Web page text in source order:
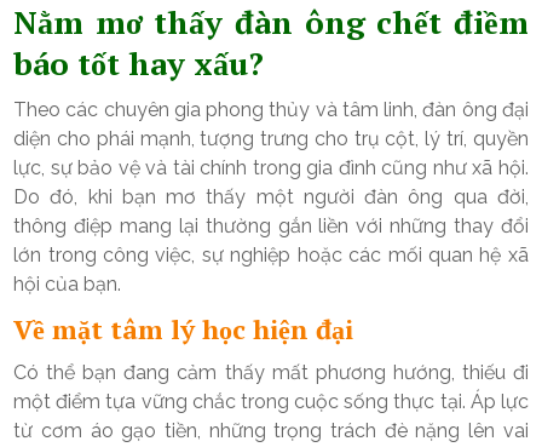
Nằm mơ thấy đàn ông chết điềm
báo tốt hay xấu?
Theo các chuyên gia phong thủy và tâm linh, đàn ông đại
diện cho phái mạnh, tượng trưng cho trụ cột, lý trí, quyền
lực, sự bảo vệ và tài chính trong gia đình cũng như xã hội.
Do đó, khi bạn mơ thấy một người đàn ông qua đời,
thông điệp mang lại thường gắn liền với những thay đổi
lớn trong công việc, sự nghiệp hoặc các mối quan hệ xã
hội của bạn.
Về mặt tâm lý học hiện đại
Có thể bạn đang cảm thấy mất phương hướng, thiếu đi
một điểm tựa vững chắc trong cuộc sống thực tại. Áp lực
từ cơm áo gạo tiền, những trọng trách đè nặng lên vai